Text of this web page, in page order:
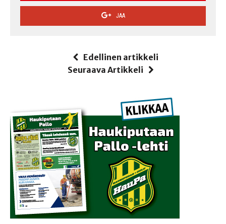
JAA
Edellinen artikkeli
Seuraava Artikkeli